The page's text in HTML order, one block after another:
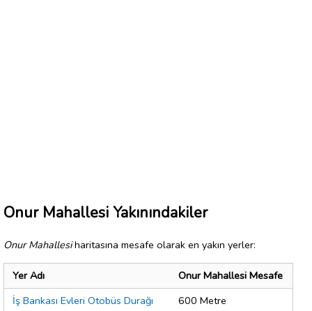
Onur Mahallesi Yakınındakiler
Onur Mahallesiharitasına mesafe olarak en yakın yerler:
Yer Adı
Onur Mahallesi Mesafe
İş Bankası Evleri Otobüs Durağı
600 Metre